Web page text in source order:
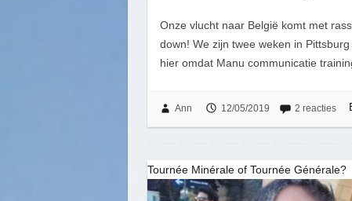
Onze vlucht naar België komt met
down! We zijn twee weken in
hier omdat Manu communicatie
Ann 12/05/2019 2 reacties
Tournée Minérale of Tournée Générale?